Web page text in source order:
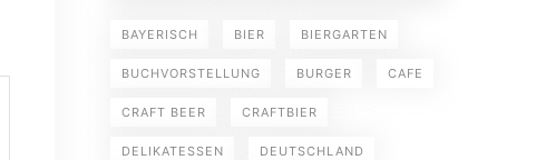
BAYERISCH BIER BIERGARTEN
BUCHVORSTELLUNG BURGER CAFE
CRAFT BEER CRAFTBIER
DELIKATESSEN DEUTSCHLAND